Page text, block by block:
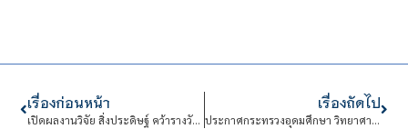
เรื่องก่อนหน้า
เปิดผลงานวิจัย สิ่งประดิษฐ์ คว้ารางวัลงานวันนักประดิษฐ์ 2563
เรื่องถัดไป
ประกาศกระทรวงอุดมศึกษา วิทยาศาสตร์ วิจัยและนวัตกรรม เรื่อง มาตรการและการเฝ้าระวังการระบาดของโรคไวรัสโคโรนาสายพันธู์ใหม่ 2019 (COVID-19)